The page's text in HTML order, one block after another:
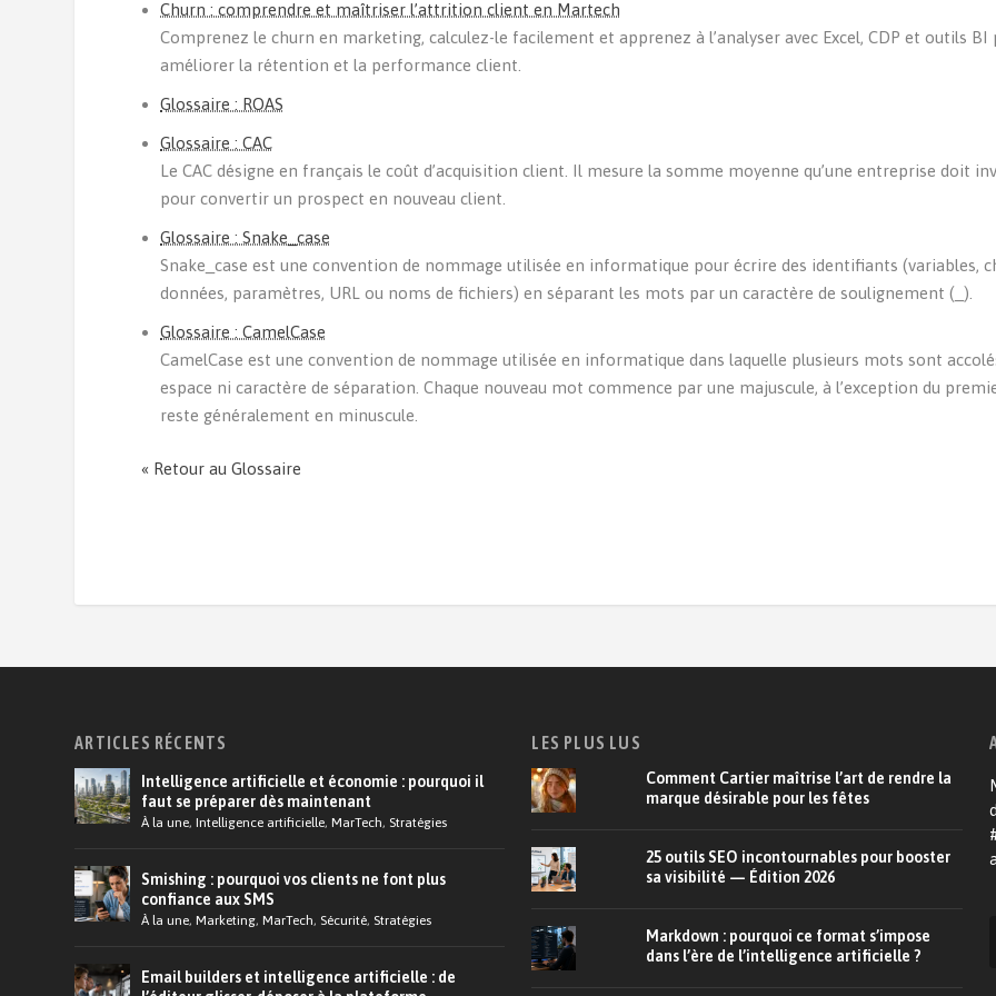
Churn : comprendre et maîtriser l’attrition client en Martech
Comprenez le churn en marketing, calculez-le facilement et apprenez à l’analyser avec Excel, CDP et outils BI
améliorer la rétention et la performance client.
Glossaire : ROAS
Glossaire : CAC
Le CAC désigne en français le coût d’acquisition client. Il mesure la somme moyenne qu’une entreprise doit
pour convertir un prospect en nouveau client.
Glossaire : Snake_case
Snake_case est une convention de nommage utilisée en informatique pour écrire des identifiants (variables,
données, paramètres, URL ou noms de fichiers) en séparant les mots par un caractère de soulignement (_).
Glossaire : CamelCase
CamelCase est une convention de nommage utilisée en informatique dans laquelle plusieurs mots sont
espace ni caractère de séparation. Chaque nouveau mot commence par une majuscule, à l’exception du
reste généralement en minuscule.
« Retour au Glossaire
ARTICLES RÉCENTS
Intelligence artificielle et économie : pourquoi il
faut se préparer dès maintenant
À la une,Intelligence artificielle,MarTech, Stratégies
Smishing : pourquoi vos clients ne font plus
confiance aux SMS
À la une,Marketing,MarTech, Sécurité, Stratégies
Email builders et intelligence artificielle : de
LES PLUS LUS
Comment Cartier maîtrise l’art de rendre la
marque désirable pour les fêtes
25 outils SEO incontournables pour booster
sa visibilité — Édition 2026
Markdown : pourquoi ce format s’impose
dans l’ère de l’intelligence artificielle ?